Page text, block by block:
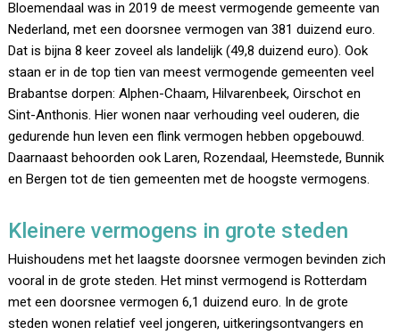
Bloemendaal was in 2019 de meest vermogende gemeente van
Nederland, met een doorsnee vermogen van 381 duizend euro.
Dat is bijna 8 keer zoveel als landelijk (49,8 duizend euro). Ook
staan er in de top tien van meest vermogende gemeenten veel
Brabantse dorpen: Alphen-Chaam, Hilvarenbeek, Oirschot en
Sint-Anthonis. Hier wonen naar verhouding veel ouderen, die
gedurende hun leven een flink vermogen hebben opgebouwd.
Daarnaast behoorden ook Laren, Rozendaal, Heemstede, Bunnik
en Bergen tot de tien gemeenten met de hoogste vermogens.
Kleinere vermogens in grote steden
Huishoudens met het laagste doorsnee vermogen bevinden zich
vooral in de grote steden. Het minst vermogend is Rotterdam
met een doorsnee vermogen 6,1 duizend euro. In de grote
steden wonen relatief veel jongeren, uitkeringsontvangers en